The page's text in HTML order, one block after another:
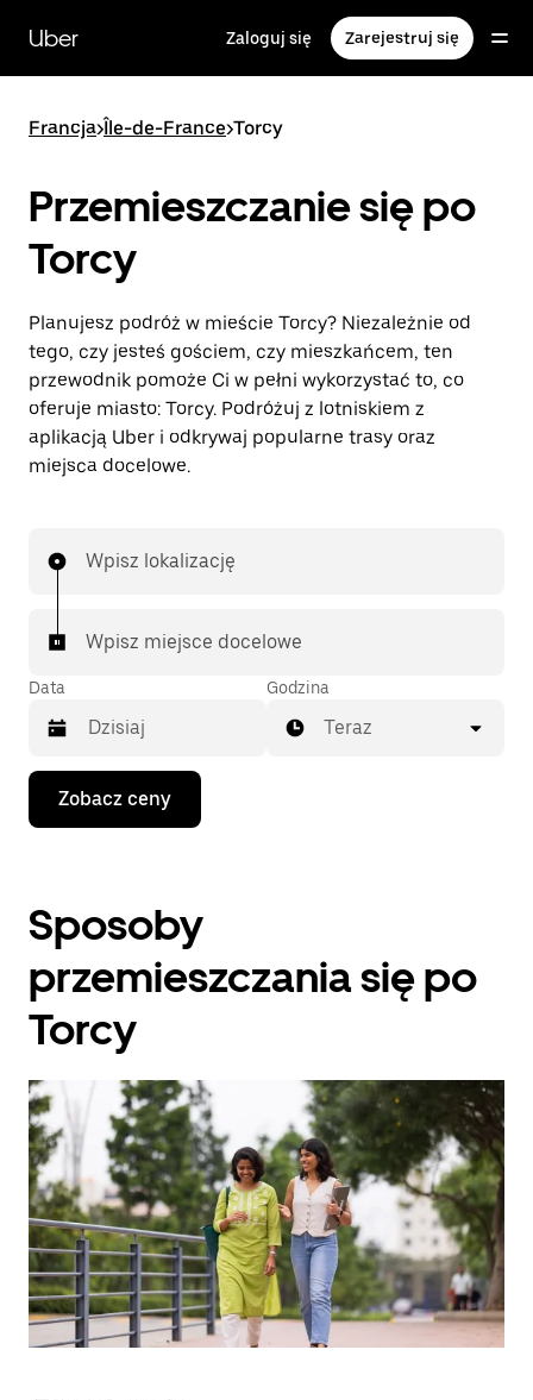
głównej
zawartości
Uber Zaloguj się Zarejestruj się
Francja>Île-de-France>Torcy
Przemieszczanie się po
Torcy
Planujesz podróż w mieście Torcy? Niezależnie od
tego, czy jesteś gościem, czy mieszkańcem, ten
przewodnik pomoże Ci w pełni wykorzystać to, co
oferuje miasto: Torcy. Podróżuj z lotniskiem z
aplikacją Uber i odkrywaj popularne trasy oraz
miejsca docelowe.
Wpisz lokalizację
Wpisz miejsce docelowe
Data
Naciśnij
klawisz
strzałki
do
kalendarza
datę.
Naciśnij
klawisz
„Escape”,
zamknąć
kalendarz.
Godzina
Teraz
Zobacz ceny
Sposoby
przemieszczania się po
Torcy